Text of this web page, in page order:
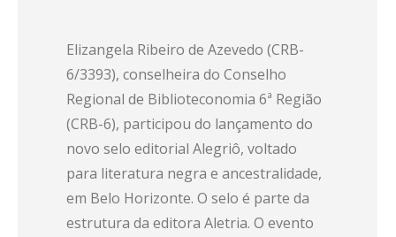
Elizangela Ribeiro de Azevedo (CRB-
6/3393), conselheira do Conselho
Regional de Biblioteconomia 6ª Região
(CRB-6), participou do lançamento do
novo selo editorial Alegriô, voltado
para literatura negra e ancestralidade,
em Belo Horizonte. O selo é parte da
estrutura da editora Aletria. O evento